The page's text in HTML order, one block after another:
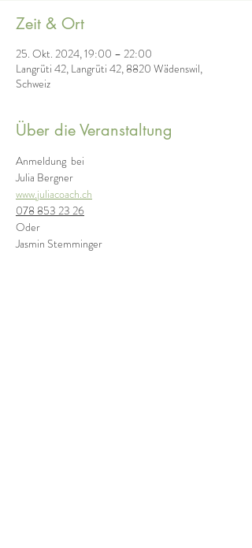
Zeit & Ort
25. Okt. 2024, 19:00 – 22:00
Langrüti 42, Langrüti 42, 8820 Wädenswil,
Schweiz
Über die Veranstaltung
Anmeldung  bei
Julia Bergner
www.juliacoach.ch
078 853 23 26
Oder
Jasmin Stemminger